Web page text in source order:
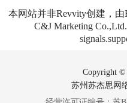
本网站并非Revvity创建，
C&J Marketing
Copyright ©
苏州苏杰思网